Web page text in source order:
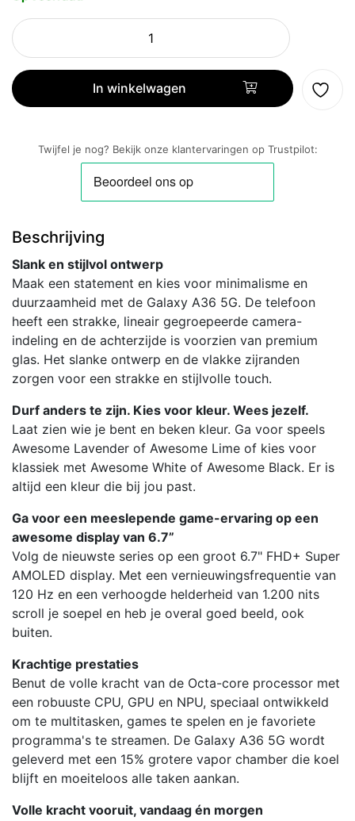
Samsung
A36
Wit
aantal
In winkelwagen
Twijfel je nog? Bekijk onze klantervaringen op Trustpilot:
Beschrijving
Slank en stijlvol ontwerp
Maak een statement en kies voor minimalisme en
duurzaamheid met de Galaxy A36 5G. De telefoon
heeft een strakke, lineair gegroepeerde camera-
indeling en de achterzijde is voorzien van premium
glas. Het slanke ontwerp en de vlakke zijranden
zorgen voor een strakke en stijlvolle touch.
Durf anders te zijn. Kies voor kleur. Wees jezelf.
Laat zien wie je bent en beken kleur. Ga voor speels
Awesome Lavender of Awesome Lime of kies voor
klassiek met Awesome White of Awesome Black. Er is
altijd een kleur die bij jou past.
Ga voor een meeslepende game-ervaring op een
awesome display van 6.7”
Volg de nieuwste series op een groot 6.7" FHD+ Super
AMOLED display. Met een vernieuwingsfrequentie van
120 Hz en een verhoogde helderheid van 1.200 nits
scroll je soepel en heb je overal goed beeld, ook
buiten.
Krachtige prestaties
Benut de volle kracht van de Octa-core processor met
een robuuste CPU, GPU en NPU, speciaal ontwikkeld
om te multitasken, games te spelen en je favoriete
programma's te streamen. De Galaxy A36 5G wordt
geleverd met een 15% grotere vapor chamber die koel
blijft en moeiteloos alle taken aankan.
Volle kracht vooruit, vandaag én morgen